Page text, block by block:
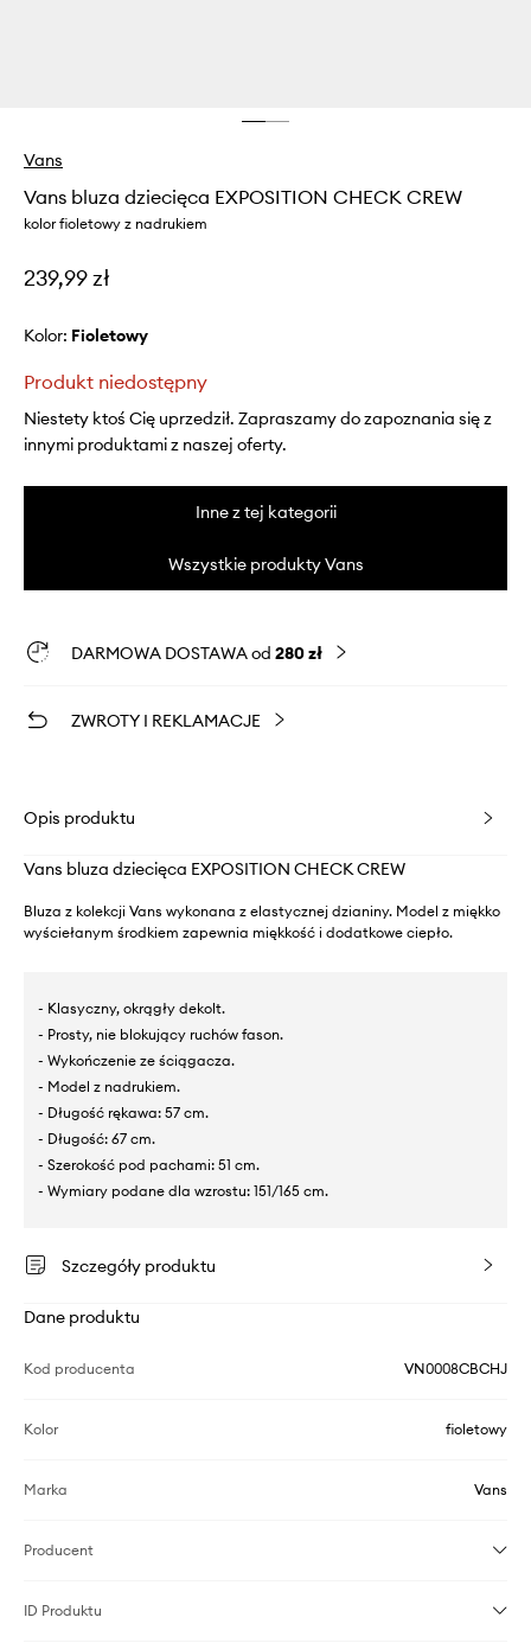
Vans
Vans bluza dziecięca EXPOSITION CHECK CREW
kolor fioletowy z nadrukiem
239,99 zł
Kolor: fioletowy
Produkt niedostępny
Niestety ktoś Cię uprzedził. Zapraszamy do zapoznania się z
innymi produktami z naszej oferty.
Inne z tej kategorii
Wszystkie produkty Vans
DARMOWA DOSTAWA od 280 zł
ZWROTY I REKLAMACJE
Opis produktu
Vans bluza dziecięca EXPOSITION CHECK CREW
Bluza z kolekcji Vans wykonana z elastycznej dzianiny. Model z miękko
wyściełanym środkiem zapewnia miękkość i dodatkowe ciepło.
- Klasyczny, okrągły dekolt.
- Prosty, nie blokujący ruchów fason.
- Wykończenie ze ściągacza.
- Model z nadrukiem.
- Długość rękawa: 57 cm.
- Długość: 67 cm.
- Szerokość pod pachami: 51 cm.
- Wymiary podane dla wzrostu: 151/165 cm.
Szczegóły produktu
Dane produktu
Kod producenta VN0008CBCHJ
Kolor fioletowy
Marka Vans
Producent
ID Produktu